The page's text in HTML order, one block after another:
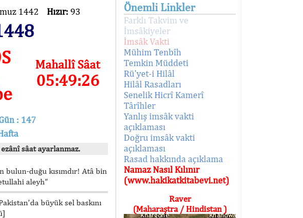
1442 Hızır: 93
Mahallî Sâat
05:49:26
: 147
sâat ayarlanmaz.
bulun-duğu kısımdır! Atâ bin
aleyh”
büyük sel baskını
Önemli Linkler
Farklı Takvim ve
İmsâkiyeler
İmsâk Vakti
Mühim Tenbîh
Temkin Müddeti
Rü'yet-i Hilâl
Hilâl Rasadları
Senelik Hicrî Kamerî
Târîhler
Yanlış imsâk vakti
açıklaması
Doğru imsâk vakti
açıklaması
Rasad hakkında açıklama
Namaz Nasıl Kılınır
(www.hakikatkitabevi.net)
Raver
(Maharaştra / Hindistan )